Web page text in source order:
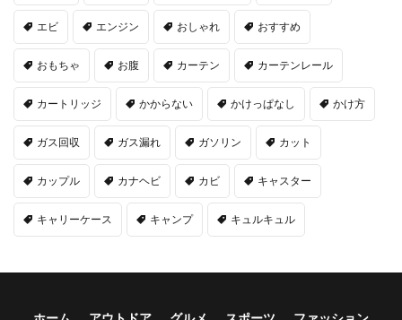
エビ エンジン おしゃれ おすすめ
おもちゃ お腹 カーテン カーテンレール
カートリッジ かからない かけっぱなし かけ方
ガス回収 ガス漏れ ガソリン カット
カップル カナヘビ カビ キャスター
キャリーケース キャンプ キュルキュル